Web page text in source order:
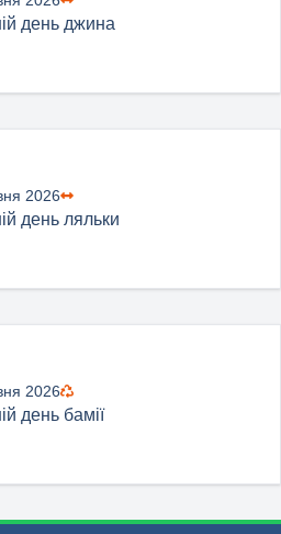
день джина
2026
день ляльки
2026
день бамії